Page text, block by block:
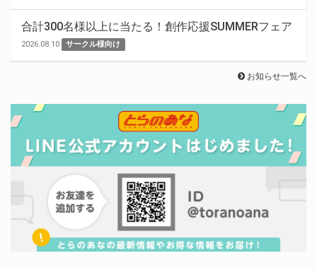
合計300名様以上に当たる！創作応援SUMMERフェア
2026.08.10 サークル様向け
お知らせ一覧へ